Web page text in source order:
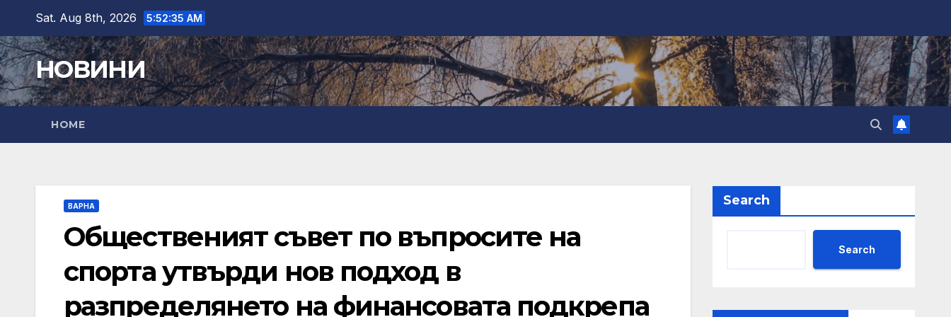
content
Sat. Aug 8th, 2026 5:52:36 AM
НОВИНИ
HOME
ВАРНА
Общественият съвет по въпросите на
спорта утвърди нов подход в
разпределянето на финансовата подкрепа
Search
Search